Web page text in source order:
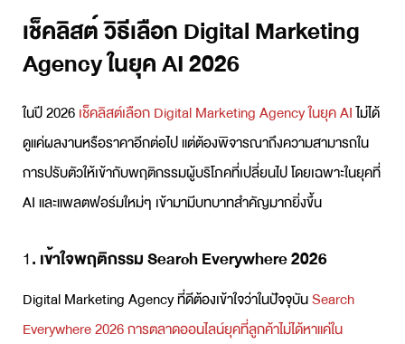
เช็คลิสต์ วิธีเลือก Digital Marketing
Agency ในยุค AI 2026
ในปี 2026เช็คลิสต์เลือกDigital Marketing Agencyในยุค AIไม่ได้
ดูแค่ผลงานหรือราคาอีกต่อไป แต่ต้องพิจารณาถึงความสามารถใน
การปรับตัวให้เข้ากับพฤติกรรมผู้บริโภคที่เปลี่ยนไป โดยเฉพาะในยุคที่
AI และแพลตฟอร์มใหม่ๆ เข้ามามีบทบาทสำคัญมากยิ่งขึ้น
1. เข้าใจพฤติกรรม Search Everywhere 2026
Digital Marketing Agencyที่ดีต้องเข้าใจว่าในปัจจุบันSearch
Everywhere 2026 การตลาดออนไลน์ยุคที่ลูกค้าไม่ได้หาแค่ใน